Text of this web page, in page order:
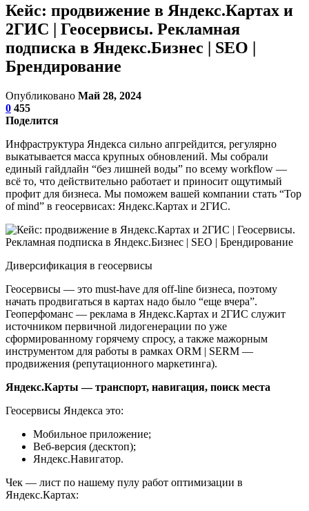
Кейс: продвижение в Яндекс.Картах и
2ГИС | Геосервисы. Рекламная
подписка в Яндекс.Бизнес | SEO |
Брендирование
Опубликовано Май 28, 2024
0 455
Поделится
Инфраструктура Яндекса сильно апгрейдится, регулярно
выкатывается масса крупных обновлений. Мы собрали
единый гайдлайн “без лишней воды” по всему workflow —
всё то, что действительно работает и приносит ощутимый
профит для бизнеса. Мы поможем вашей компании стать “Top
of mind” в геосервисах: Яндекс.Картах и 2ГИС.
Диверсификация в геосервисы
Геосервисы — это must-have для off-line бизнеса, поэтому
начать продвигаться в картах надо было “еще вчера”.
Геоперфоманс — реклама в Яндекс.Картах и 2ГИС служит
источником первичной лидогенерации по уже
сформированному горячему спросу, а также мажорным
инструментом для работы в рамках ORM | SERM —
продвижения (репутационного маркетинга).
Яндекс.Карты — транспорт, навигация, поиск места
Геосервисы Яндекса это:
Мобильное приложение;
Веб-версия (десктоп);
Яндекс.Навигатор.
Чек — лист по нашему пулу работ оптимизации в
Яндекс.Картах: